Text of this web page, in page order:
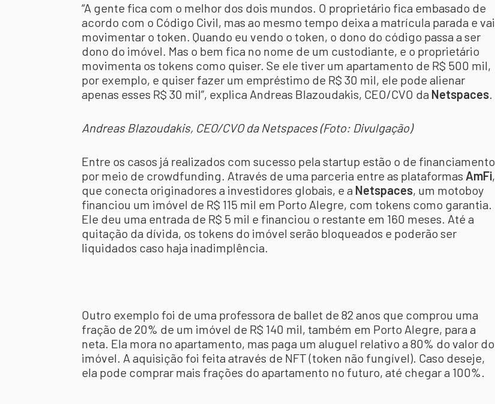
“A gente fica com o melhor dos dois mundos. O proprietário fica embasado de
acordo com o Código Civil, mas ao mesmo tempo deixa a matrícula parada e vai
movimentar o token. Quando eu vendo o token, o dono do código passa a ser
dono do imóvel. Mas o bem fica no nome de um custodiante, e o proprietário
movimenta os tokens como quiser. Se ele tiver um apartamento de R$ 500 mil,
por exemplo, e quiser fazer um empréstimo de R$ 30 mil, ele pode alienar
apenas esses R$ 30 mil”, explica Andreas Blazoudakis, CEO/CVO da Netspaces.
Andreas Blazoudakis, CEO/CVO da Netspaces (Foto: Divulgação)
Entre os casos já realizados com sucesso pela startup estão o de financiamento
por meio de crowdfunding. Através de uma parceria entre as plataformas AmFi,
que conecta originadores a investidores globais, e a Netspaces, um motoboy
financiou um imóvel de R$ 115 mil em Porto Alegre, com tokens como garantia.
Ele deu uma entrada de R$ 5 mil e financiou o restante em 160 meses. Até a
quitação da dívida, os tokens do imóvel serão bloqueados e poderão ser
liquidados caso haja inadimplência.
Outro exemplo foi de uma professora de ballet de 82 anos que comprou uma
fração de 20% de um imóvel de R$ 140 mil, também em Porto Alegre, para a
neta. Ela mora no apartamento, mas paga um aluguel relativo a 80% do valor do
imóvel. A aquisição foi feita através de NFT (token não fungível). Caso deseje,
ela pode comprar mais frações do apartamento no futuro, até chegar a 100%.